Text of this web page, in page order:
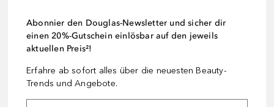
Abonnier den Douglas-Newsletter und sicher dir
einen 20%-Gutschein einlösbar auf den jeweils
aktuellen Preis²!
Erfahre ab sofort alles über die neuesten Beauty-
Trends und Angebote.